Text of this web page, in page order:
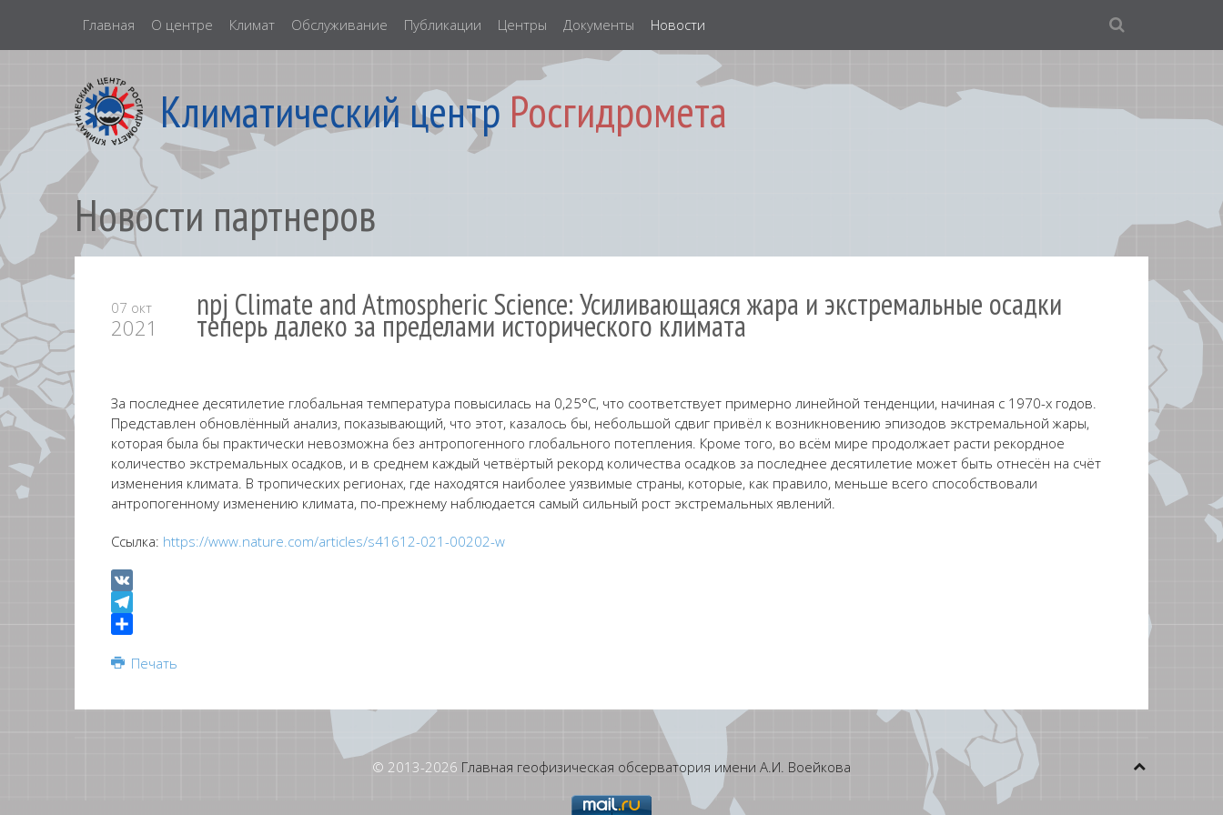
Главная О центре Климат Обслуживание Публикации Центры Документы Новости
Климатический центр Росгидромета
Новости партнеров
07 окт
2021
npj Climate and Atmospheric Science: Усиливающаяся жара и экстремальные осадки
теперь далеко за пределами исторического климата
За последнее десятилетие глобальная температура повысилась на 0,25°C, что соответствует примерно линейной тенденции, начиная с 1970-х годов.
Представлен обновлённый анализ, показывающий, что этот, казалось бы, небольшой сдвиг привёл к возникновению эпизодов экстремальной жары,
которая была бы практически невозможна без антропогенного глобального потепления. Кроме того, во всём мире продолжает расти рекордное
количество экстремальных осадков, и в среднем каждый четвёртый рекорд количества осадков за последнее десятилетие может быть отнесён на счёт
изменения климата. В тропических регионах, где находятся наиболее уязвимые страны, которые, как правило, меньше всего способствовали
антропогенному изменению климата, по-прежнему наблюдается самый сильный рост экстремальных явлений.
Ссылка: https://www.nature.com/articles/s41612-021-00202-w
VK
Telegram
Печать
© 2013-2026 Главная геофизическая обсерватория имени А.И. Воейкова